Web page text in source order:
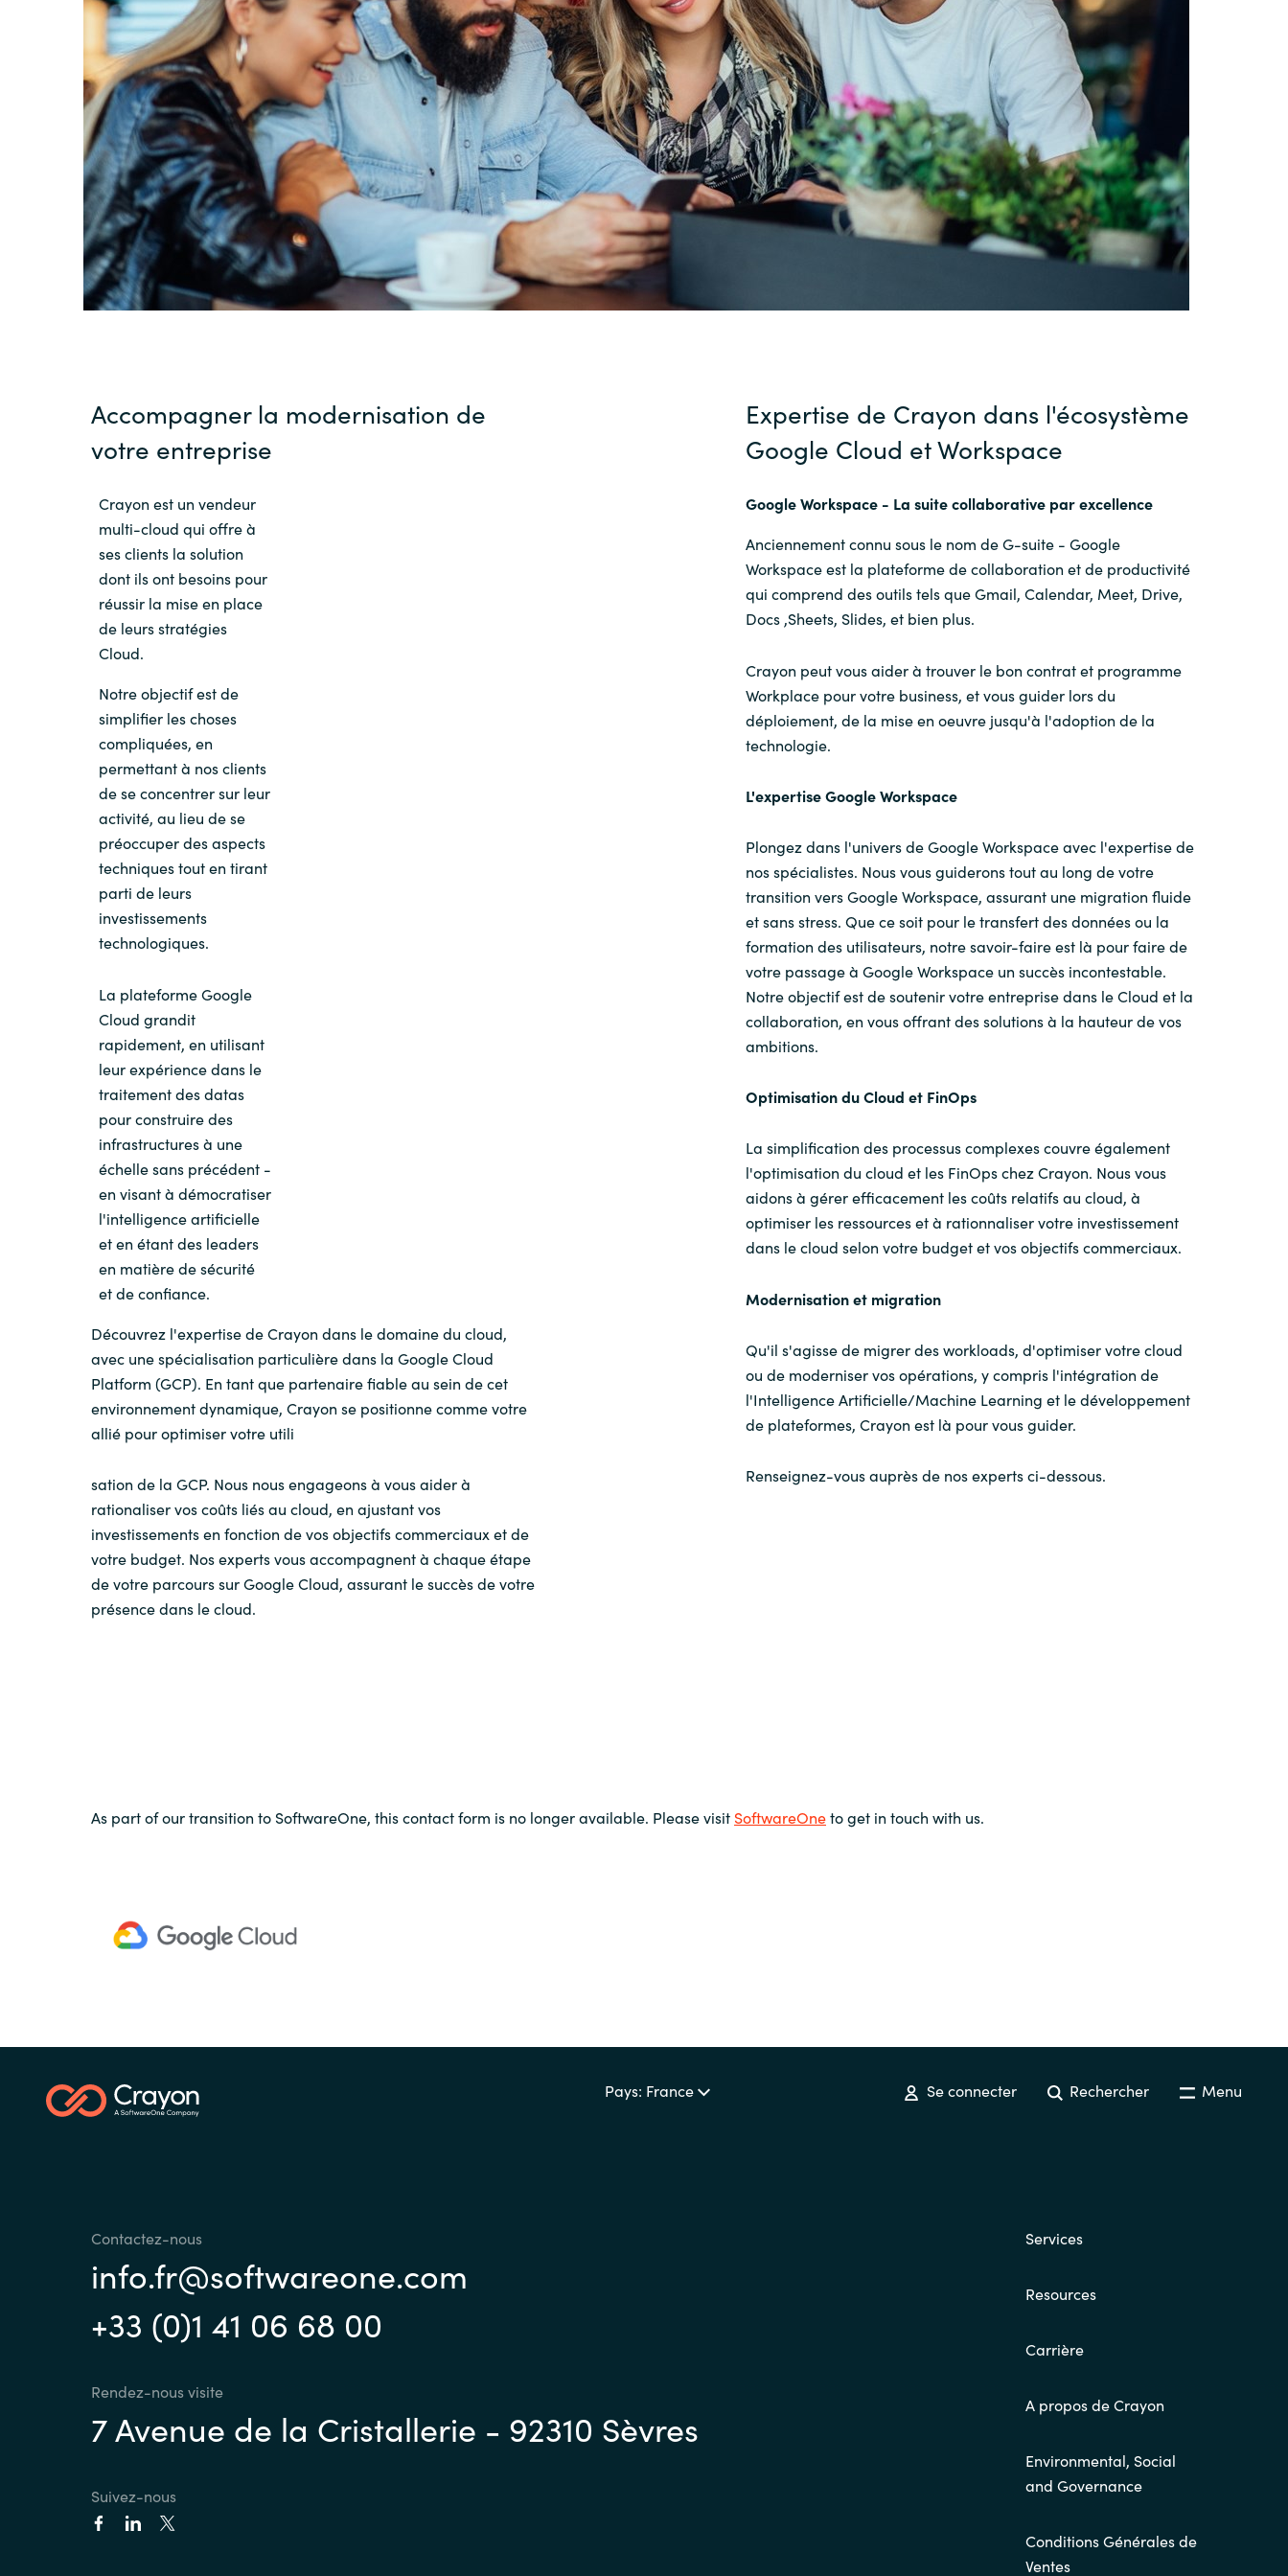
Sri Lanka
Sweden
Switzerland
Ukraine
United Kingdom United States
Accompagner la modernisation de
votre entreprise
Expertise de Crayon dans l'écosystème
Google Cloud et Workspace
Crayon est un vendeur
multi-cloud qui offre à
ses clients la solution
dont ils ont besoins pour
réussir la mise en place
de leurs stratégies
Cloud.
Notre objectif est de
simplifier les choses
compliquées, en
permettant à nos clients
de se concentrer sur leur
activité, au lieu de se
préoccuper des aspects
techniques tout en tirant
parti de leurs
investissements
technologiques.
La plateforme Google
Cloud grandit
rapidement, en utilisant
leur expérience dans le
traitement des datas
pour construire des
infrastructures à une
échelle sans précédent -
en visant à démocratiser
l'intelligence artificielle
et en étant des leaders
en matière de sécurité
et de confiance.
Découvrez l'expertise de Crayon dans le domaine du cloud,
avec une spécialisation particulière dans la Google Cloud
Platform (GCP). En tant que partenaire fiable au sein de cet
environnement dynamique, Crayon se positionne comme votre
allié pour optimiser votre utili
sation de la GCP. Nous nous engageons à vous aider à
rationaliser vos coûts liés au cloud, en ajustant vos
investissements en fonction de vos objectifs commerciaux et de
votre budget. Nos experts vous accompagnent à chaque étape
de votre parcours sur Google Cloud, assurant le succès de votre
présence dans le cloud.
Google Workspace - La suite collaborative par excellence
Anciennement connu sous le nom de G-suite - Google
Workspace est la plateforme de collaboration et de productivité
qui comprend des outils tels queGmail, Calendar, Meet, Drive,
Docs ,Sheets, Slides, et bien plus.
Crayon peut vous aider à trouver le bon contrat et programme
Workplace pour votre business, et vous guider lors du
déploiement, de la mise en oeuvre jusqu'à l'adoption de la
technologie.
L'expertise Google Workspace
Plongez dans l'univers de Google Workspace avec l'expertise de
nos spécialistes. Nous vous guiderons tout au long de votre
transition vers Google Workspace, assurant une migration fluide
et sans stress. Que ce soit pour le transfert des données ou la
formation des utilisateurs, notre savoir-faire est là pour faire de
votre passage à Google Workspace un succès incontestable.
Notre objectif est de soutenir votre entreprise dans le Cloud et la
collaboration, en vous offrant des solutions à la hauteur de vos
ambitions.
Optimisation du Cloud et FinOps
La simplification des processus complexes couvre également
l'optimisation du cloud et les FinOps chez Crayon. Nous vous
aidons à gérer efficacement les coûts relatifs au cloud, à
optimiser les ressources et à rationnaliser votre investissement
dans le cloud selon votre budget et vos objectifs commerciaux.
Modernisation et migration
Qu'il s'agisse de migrer des workloads, d'optimiser votre cloud
ou de moderniser vos opérations, y compris l'intégration de
l'Intelligence Artificielle/Machine Learning et le développement
de plateformes, Crayon est là pour vous guider.
Renseignez-vous auprès de nos experts ci-dessous.
As part of our transition to SoftwareOne, this contact form is no longer available. Please visit SoftwareOneto get in touch with us.
Pays: France Se connecter Rechercher Menu
Contactez-nous
info.fr@softwareone.com
+33 (0)1 41 06 68 00
Rendez-nous visite
7 Avenue de la Cristallerie - 92310 Sèvres
Suivez-nous
Services
Resources
Carrière
A propos de Crayon
Environmental, Social
and Governance
Conditions Générales de
Ventes